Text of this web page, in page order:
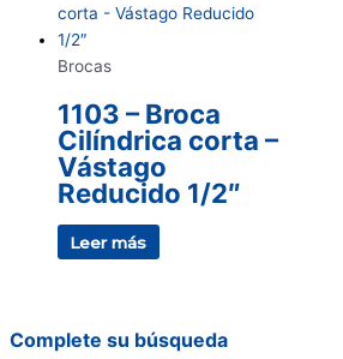
Brocas
1103 – Broca
Cilíndrica corta –
Vástago
Reducido 1/2″
Leer más
Complete su búsqueda